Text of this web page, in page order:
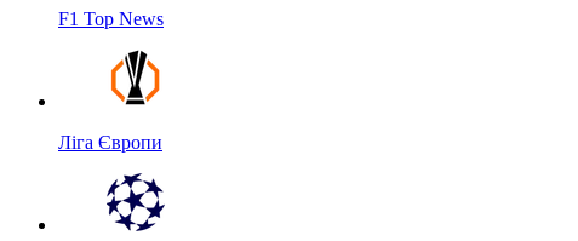
F1 Top News
Ліга Європи